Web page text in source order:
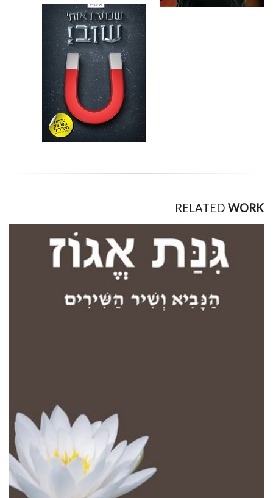
RELATED WORK